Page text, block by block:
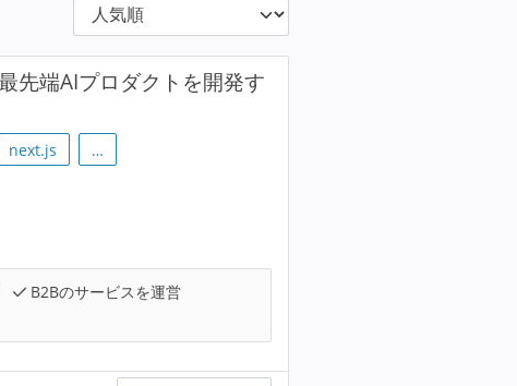
先端AIプロダクトを開発す
next.js …
B2Bのサービスを運営